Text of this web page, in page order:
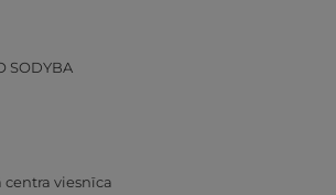
SODYBA
viesnīca